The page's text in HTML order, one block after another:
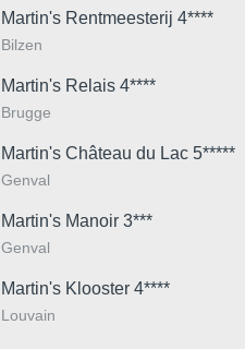
Martin's Rentmeesterij 4****
Bilzen
Martin's Relais 4****
Brugge
Martin's Château du Lac 5*****
Genval
Martin's Manoir 3***
Genval
Martin's Klooster 4****
Louvain